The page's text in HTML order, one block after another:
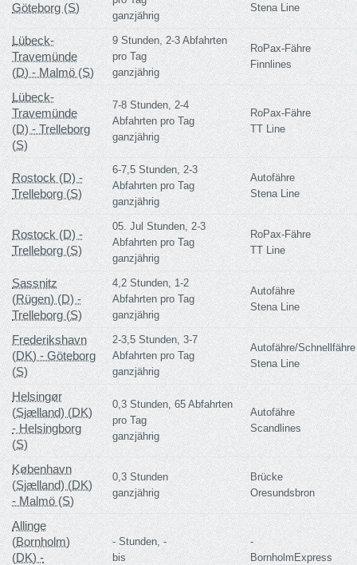
Göteborg (S)
ganzjährig
Stena Line
Lübeck-
Travemünde
(D) - Malmö (S)
9 Stunden, 2-3 Abfahrten
pro Tag
ganzjährig
RoPax-Fähre
Finnlines
Lübeck-
Travemünde
(D) - Trelleborg
(S)
7-8 Stunden, 2-4
Abfahrten pro Tag
ganzjährig
RoPax-Fähre
TT Line
Rostock (D) -
Trelleborg (S)
6-7,5 Stunden, 2-3
Abfahrten pro Tag
ganzjährig
Autofähre
Stena Line
Rostock (D) -
Trelleborg (S)
05. Jul Stunden, 2-3
Abfahrten pro Tag
ganzjährig
RoPax-Fähre
TT Line
Sassnitz
(Rügen) (D) -
Trelleborg (S)
4,2 Stunden, 1-2
Abfahrten pro Tag
ganzjährig
Autofähre
Stena Line
Frederikshavn
(DK) - Göteborg
(S)
2-3,5 Stunden, 3-7
Abfahrten pro Tag
ganzjährig
Autofähre/Schnellfähre
Stena Line
Helsingør
(Sjælland) (DK)
- Helsingborg
(S)
0,3 Stunden, 65 Abfahrten
pro Tag
ganzjährig
Autofähre
Scandlines
København
(Sjælland) (DK)
- Malmö (S)
0,3 Stunden
ganzjährig
Brücke
Oresundsbron
Allinge
(Bornholm)
(DK) -
- Stunden, -
bis
-
BornholmExpress